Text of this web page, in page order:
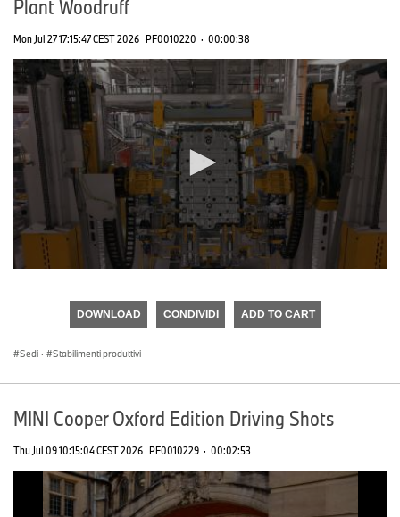
Plant Woodruff
Mon Jul 27 17:15:47 CEST 2026 PF0010220 · 00:00:38
DOWNLOAD CONDIVIDI ADD TO CART
Sedi · Stabilimenti produttivi
MINI Cooper Oxford Edition Driving Shots
Thu Jul 09 10:15:04 CEST 2026 PF0010229 · 00:02:53